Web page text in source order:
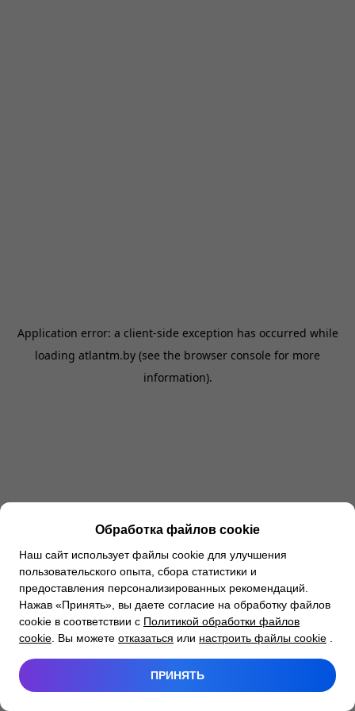
Application error: a client-side exception has occurred while
loading atlantm.by (see the browser console for more
information).
Обработка файлов cookie
Наш сайт использует файлы cookie для улучшения
пользовательского опыта, сбора статистики и
предоставления персонализированных рекомендаций.
Нажав «Принять», вы даете согласие на обработку файлов
cookie в соответствии с Политикой обработки файлов
cookie . Вы можете отказаться или настроить файлы cookie
ПРИНЯТЬ